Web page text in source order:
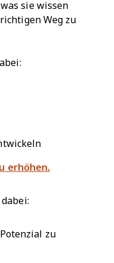
sie wissen
Weg zu
erhöhen.
zu